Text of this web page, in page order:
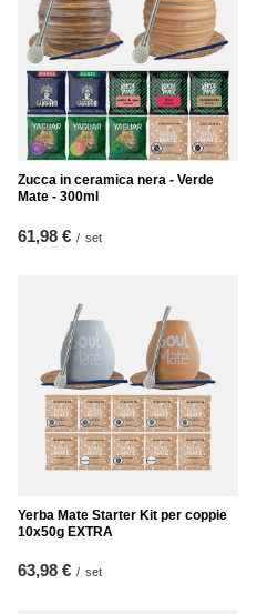
Zucca in ceramica nera - Verde
Mate - 300ml
61,98 € / set
Yerba Mate Starter Kit per coppie
10x50g EXTRA
63,98 € / set